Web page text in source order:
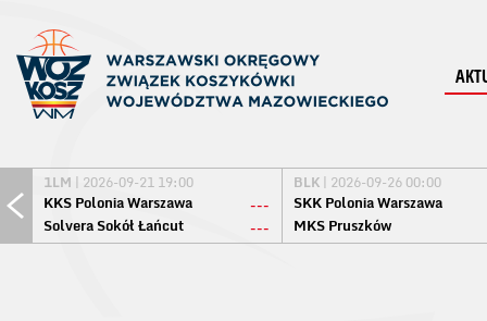
1LM | 2026-09-21 19:00
KKS Polonia Warszawa
---
Solvera Sokół Łańcut
---
BLK | 2026-09-26 00:00
SKK Polonia Warszawa
MKS Pruszków